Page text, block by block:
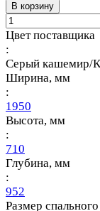
В корзину
Цвет поставщика
:
Серый кашемир/
Ширина, мм
:
1950
Высота, мм
:
710
Глубина, мм
:
952
Размер